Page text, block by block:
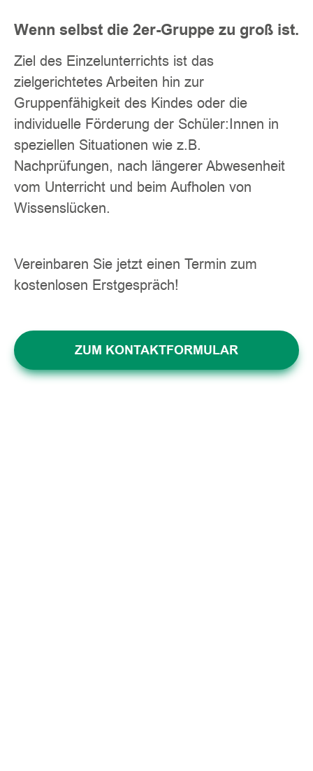
Wenn selbst die 2er-Gruppe zu groß ist.
Ziel des Einzelunterrichts ist das
zielgerichtetes Arbeiten hin zur
Gruppenfähigkeit des Kindes oder die
individuelle Förderung der Schüler:Innen in
speziellen Situationen wie z.B.
Nachprüfungen, nach längerer Abwesenheit
vom Unterricht und beim Aufholen von
Wissenslücken.
Vereinbaren Sie jetzt einen Termin zum
kostenlosen Erstgespräch!
ZUM KONTAKTFORMULAR